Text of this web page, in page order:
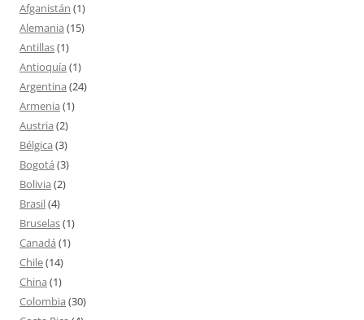
Afganistán (1)
Alemania (15)
Antillas(1)
Antioquía (1)
Argentina (24)
Armenia (1)
Austria (2)
Bélgica (3)
Bogotá (3)
Bolivia (2)
Brasil(4)
Bruselas(1)
Canadá (1)
Chile(14)
China (1)
Colombia (30)